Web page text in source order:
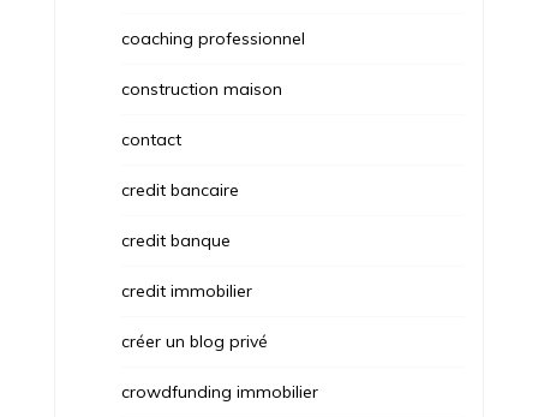
coaching professionnel
construction maison
contact
credit bancaire
credit banque
credit immobilier
créer un blog privé
crowdfunding immobilier